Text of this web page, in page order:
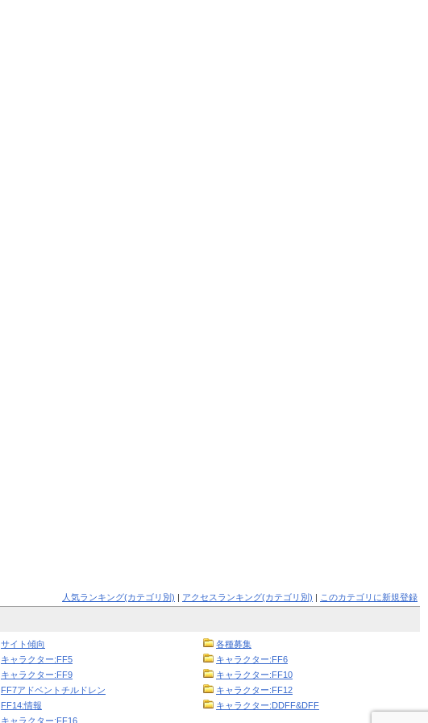
人気ランキング(カテゴリ別) | アクセスランキング(カテゴリ別) | このカテゴリに新規登録
サイト傾向
各種募集
キャラクター:FF5
キャラクター:FF6
キャラクター:FF9
キャラクター:FF10
FF7アドベントチルドレン
キャラクター:FF12
FF14:情報
キャラクター:DDFF&DFF
キャラクター:FF16